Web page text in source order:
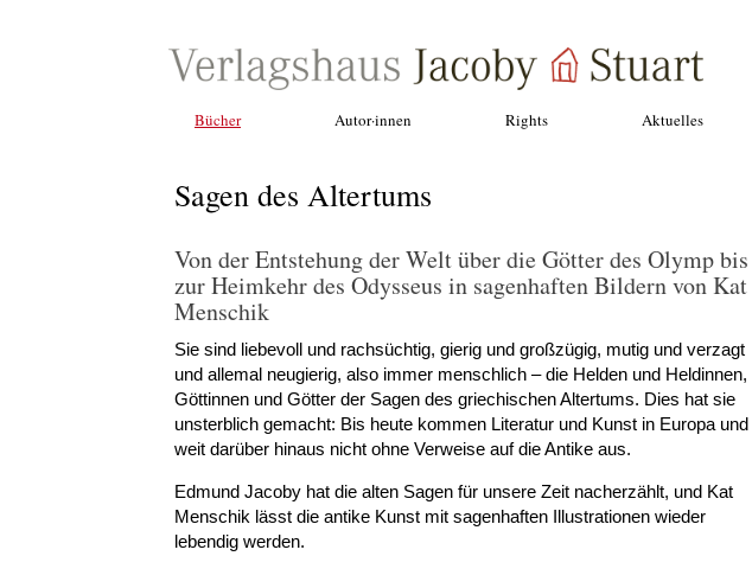
Bücher Autor·innen Rights Aktuelles
Sagen des Altertums
Von der Entstehung der Welt über die Götter des Olymp bis
zur Heimkehr des Odysseus in sagenhaften Bildern von Kat
Menschik
Sie sind liebevoll und rachsüchtig, gierig und großzügig, mutig und verzagt
und allemal neugierig, also immer menschlich – die Helden und Heldinnen,
Göttinnen und Götter der Sagen des griechischen Altertums. Dies hat sie
unsterblich gemacht: Bis heute kommen Literatur und Kunst in Europa und
weit darüber hinaus nicht ohne Verweise auf die Antike aus.
Edmund Jacoby hat die alten Sagen für unsere Zeit nacherzählt, und Kat
Menschik lässt die antike Kunst mit sagenhaften Illustrationen wieder
lebendig werden.